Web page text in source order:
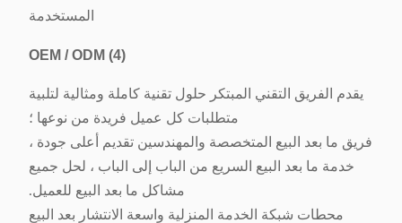
المستخدمة
(4)
OEM / ODM
يقدم الفريق التقني المبتكر حلول تقنية كاملة ومثالية لتلبية
متطلبات كل عميل فريدة من نوعها ؛
فريق ما بعد البيع المتخصصة والمهندسين تقديم أعلى جودة ،
خدمة ما بعد البيع السريع من الباب إلى الباب ، لحل جميع
مشاكل ما بعد البيع للعميل.
محطات شبكة الخدمة المنزلية واسعة الانتشار بعد البيع